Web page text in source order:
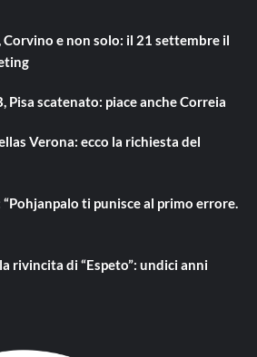
e non solo: il 21 settembre il
Pisa scatenato: piace anche Correia
Verona: ecco la richiesta del
ti punisce al primo errore.
rivincita di “Espeto”: undici anni